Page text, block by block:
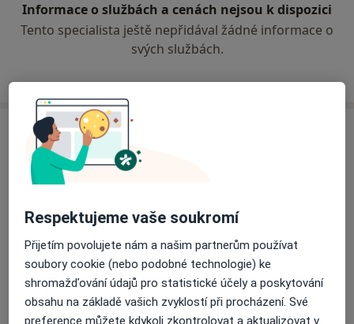
Informace o službách a cenách nejsou k dispozici
Tento specialista ještě nepřidával žádné informace o
svých službách.
Adresa
MEDIPRIL s.r.o.
Hlavní 1380,
Přiblížit mapuse otevře v nové záložce
Dostupnost
Na této adrese online kalendář není aktivní
Co mám v takové situaci udělat?
Respektujeme vaše soukromí
Přijetím povolujete nám a našim partnerům používat
soubory cookie (nebo podobné technologie) ke
shromažďování údajů pro statistické účely a poskytování
obsahu na základě vašich zvyklostí při procházení. Své
preference můžete kdykoli zkontrolovat a aktualizovat v